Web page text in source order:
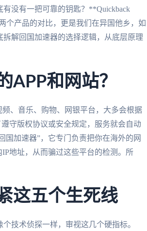
没有一把可靠的钥匙？**Quickback
个产品的对比，更是我们在异国他乡，如
解回国加速器的选择逻辑，从底层原理
APP和网站？
、音乐、购物、网银平台，大多会根据
守版权协议或安全规定，服务就会自动
国加速器”，它专门负责把你在海外的网
地址，从而骗过这些平台的检测。所
这五个生死线
技术侦探一样，审视这几个硬指标。